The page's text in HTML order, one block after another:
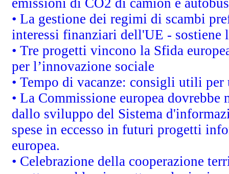
• La gestione dei regimi di scambi
interessi finanziari dell'UE - sostiene
• Tre progetti vincono la Sfida
per l’innovazione sociale
• Tempo di vacanze: consigli utili per
• La Commissione europea
dallo sviluppo del Sistema
spese in eccesso in futuri progetti
europea.
• Celebrazione della cooperazione